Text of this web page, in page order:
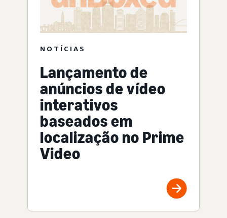
NOTÍCIAS
Lançamento de
anúncios de vídeo
interativos
baseados em
localização no Prime
Video